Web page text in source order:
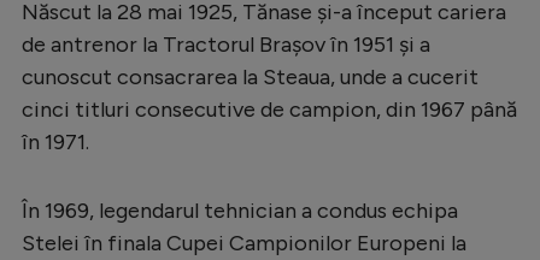
Bundesliga
Ligue 1
Campionate
Stranieri
Născut la 28 mai 1925, Tănase şi-a început cariera
de antrenor la Tractorul Braşov în 1951 şi a
cunoscut consacrarea la Steaua, unde a cucerit
cinci titluri consecutive de campion, din 1967 până
în 1971.
În 1969, legendarul tehnician a condus echipa
Stelei în finala Cupei Campionilor Europeni la